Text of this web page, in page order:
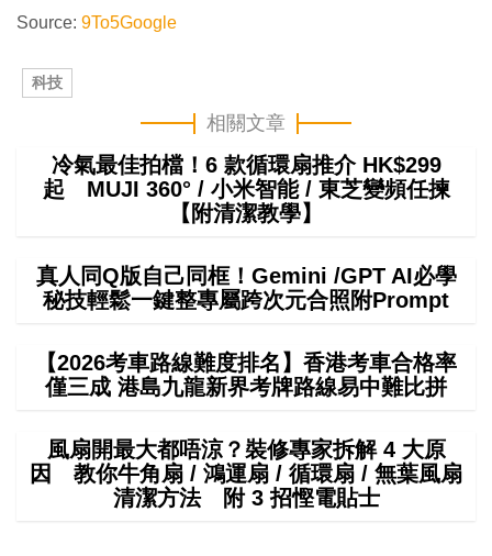
Source: 9To5Google
科技
相關文章
冷氣最佳拍檔！6 款循環扇推介 HK$299
起 MUJI 360° / 小米智能 / 東芝變頻任揀
【附清潔教學】
真人同Q版自己同框！Gemini /GPT AI必學
秘技輕鬆一鍵整專屬跨次元合照附Prompt
【2026考車路線難度排名】香港考車合格率
僅三成 港島九龍新界考牌路線易中難比拼
風扇開最大都唔涼？裝修專家拆解 4 大原
因 教你牛角扇 / 鴻運扇 / 循環扇 / 無葉風扇
清潔方法 附 3 招慳電貼士